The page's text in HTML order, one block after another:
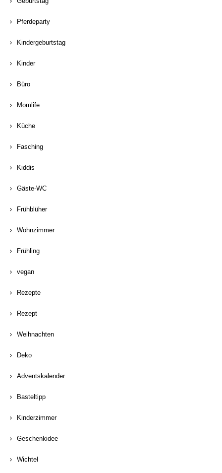
Pferdeparty
Kindergeburtstag
Kinder
Büro
Momlife
Küche
Fasching
Kiddis
Gäste-WC
Frühblüher
Wohnzimmer
Frühling
vegan
Rezepte
Rezept
Weihnachten
Deko
Adventskalender
Basteltipp
Kinderzimmer
Geschenkidee
Wichtel